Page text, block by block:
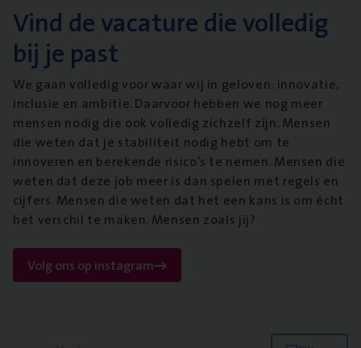
Vind de vacature die volledig
bij je past
We gaan volledig voor waar wij in geloven: innovatie,
inclusie en ambitie. Daarvoor hebben we nog meer
mensen nodig die ook volledig zichzelf zijn. Mensen
die weten dat je stabiliteit nodig hebt om te
innoveren en berekende risico’s te nemen. Mensen die
weten dat deze job meer is dan spelen met regels en
cijfers. Mensen die weten dat het een kans is om écht
het verschil te maken. Mensen zoals jij?
Volg ons op instagram